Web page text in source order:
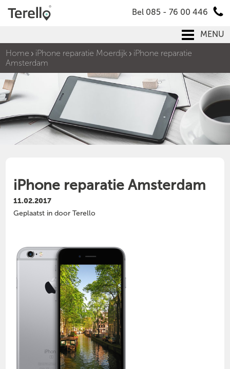
Bel 085 - 76 00 446
MENU
Home
iPhone reparatie Moerdijk
iPhone reparatie
Amsterdam
iPhone reparatie Amsterdam
11.02.2017
Geplaatst in door Terello